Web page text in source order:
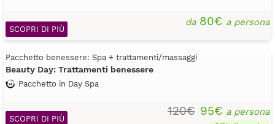
da80€ a persona
SCOPRI DI PIÙ
Pacchetto benessere: Spa + trattamenti/massaggi
Beauty Day: Trattamenti benessere
Pacchetto in Day Spa
120€ 95€ a persona
SCOPRI DI PIÙ